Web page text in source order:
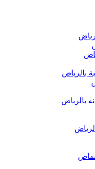
بالرياض
بالرياض